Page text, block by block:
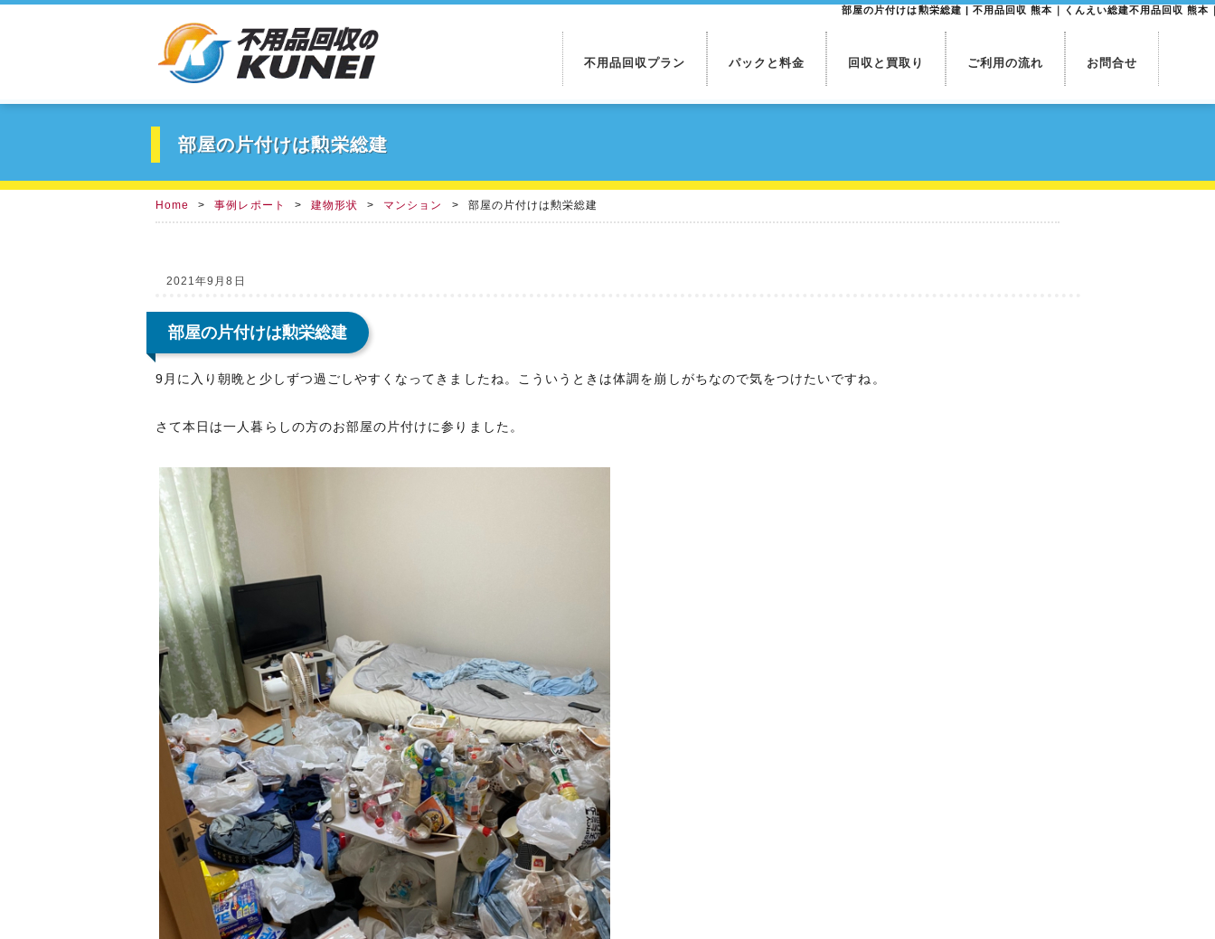
部屋の片付けは勲栄総建 | 不用品回収 熊本｜くんえい総建不用品回収 熊本
不用品回収プラン パックと料金 回収と買取り ご利用の流れ お問合せ
Home 事例レポート 建物形状 マンション 部屋の片付けは勲栄総建
部屋の片付けは勲栄総建
2021年9月8日
部屋の片付けは勲栄総建
9月に入り朝晩と少しずつ過ごしやすくなってきましたね。こういうときは体調を崩しがちなので気をつけたいですね。
さて本日は一人暮らしの方のお部屋の片付けに参りました。